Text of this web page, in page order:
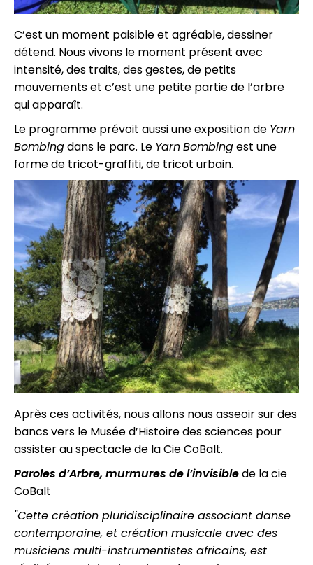
C’est un moment paisible et agréable, dessiner
détend. Nous vivons le moment présent avec
intensité, des traits, des gestes, de petits
mouvements et c’est une petite partie de l’arbre
qui apparaît.
Le programme prévoit aussi une exposition de Yarn
Bombingdans le parc. Le YarnBombingest une
forme de tricot-graffiti, de tricot urbain.
Après ces activités, nous allons nous asseoir sur des
bancs vers le Musée d’Histoire des sciences pour
assister au spectacle de la Cie CoBalt.
Paroles d’Arbre, murmures del’invisiblede la cie
CoBalt
"Cette création pluridisciplinaire associant danse
contemporaine, et création musicale avec des
musiciens multi-instrumentistes africains, est